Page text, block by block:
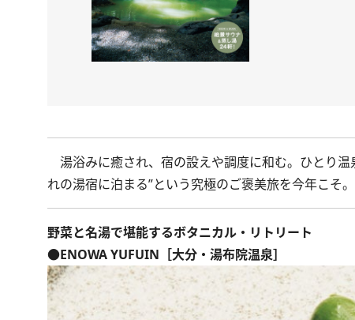
湯浴みに癒され、宿の設えや調度に和む。ひとり
れの湯宿に泊まる”という究極のご褒美旅を今年こそ。
野菜と名湯で堪能するボタニカル・リトリート
●ENOWA YUFUIN［大分・湯布院温泉］